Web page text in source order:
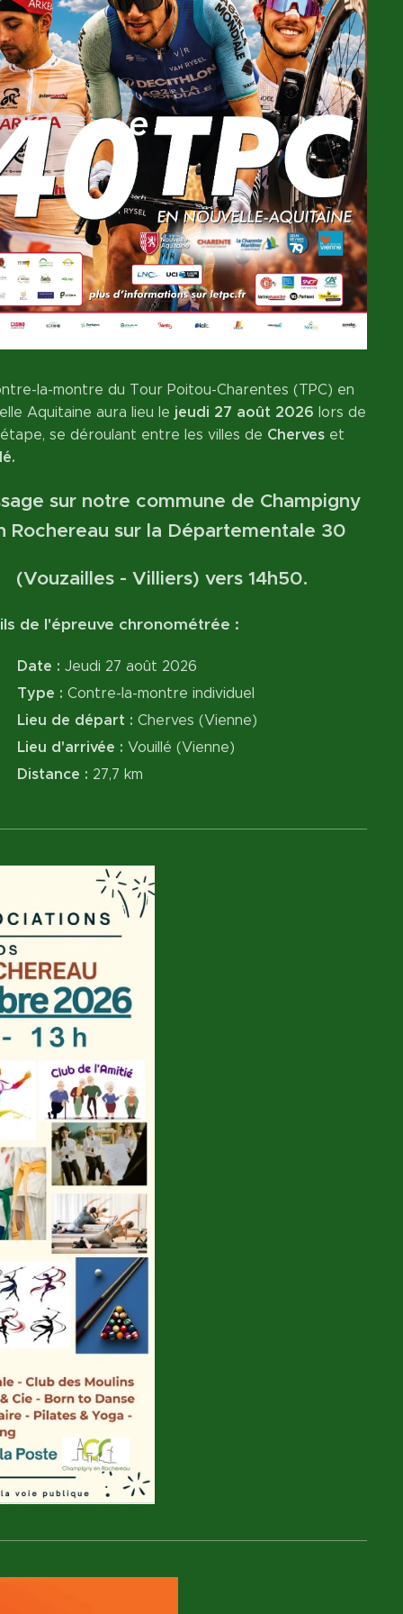
la-montre du Tour Poitou-Charentes (TPC) en
Aquitaine aura lieu le jeudi 27 août 2026 lors de
se déroulant entre les villes de Cherveset
sur notre commune de Champigny
Rochereau sur la Départementale 30
(Vouzailles - Villiers) vers 14h50.
de l'épreuve chronométrée :
Date : Jeudi 27 août 2026
Type : Contre-la-montre individuel
Lieu de départ : Cherves (Vienne)
Lieu d'arrivée : Vouillé (Vienne)
Distance : 27,7 km